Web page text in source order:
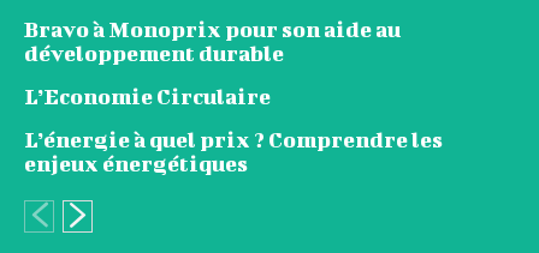
Bravo à Monoprix pour son aide au
développement durable
L’Economie Circulaire
L’énergie à quel prix ? Comprendre les
enjeux énergétiques